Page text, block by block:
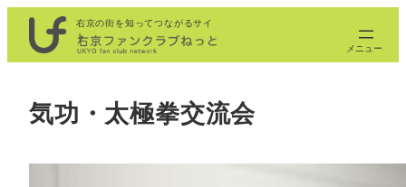
を
右京の街を知ってつながるサイ
ト
気功・太極拳交流会